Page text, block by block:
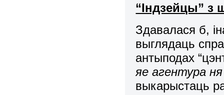
“Індзейцы” з
Здавалася б,
выглядаць
антыподах
яе агентура
выкарыстаць